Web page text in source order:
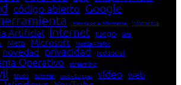
código abierto Google
historia de la Informática Informática
Artificial Internet juego lista
Meta Microsoft Mozilla Firefox
novedad privacidad red social
Operativo streaming
truco tutorial Unión Europea vídeo web